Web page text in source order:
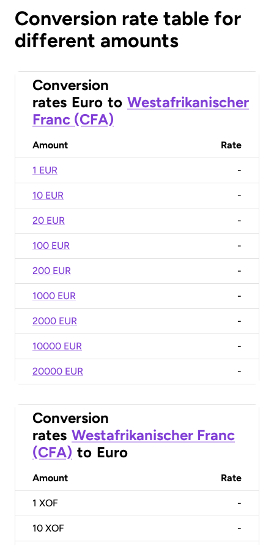
Conversion rate table for
different amounts
Conversion
rates Euro to Westafrikanischer
Franc (CFA)
Amount Rate
1 EUR -
10 EUR -
20 EUR -
100 EUR -
200 EUR -
1000 EUR -
2000 EUR -
10000 EUR -
20000 EUR -
Conversion
rates Westafrikanischer Franc
(CFA) to Euro
Amount Rate
1 XOF -
10 XOF -